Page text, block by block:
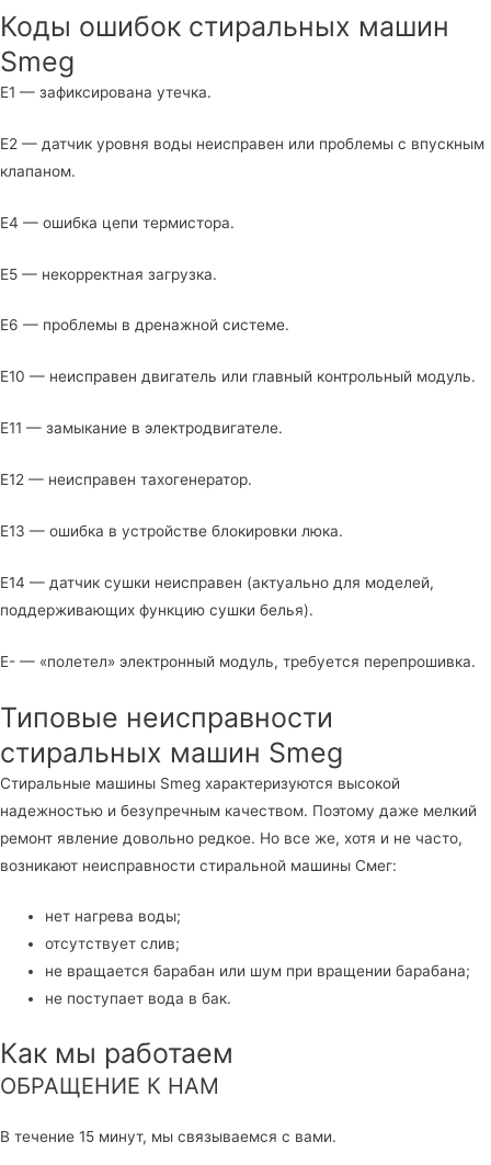
Коды ошибок стиральных машин
Smeg
Е1 — зафиксирована утечка.
Е2 — датчик уровня воды неисправен или проблемы с впускным
клапаном.
Е4 — ошибка цепи термистора.
Е5 — некорректная загрузка.
Е6 — проблемы в дренажной системе.
Е10 — неисправен двигатель или главный контрольный модуль.
Е11 — замыкание в электродвигателе.
Е12 — неисправен тахогенератор.
Е13 — ошибка в устройстве блокировки люка.
Е14 — датчик сушки неисправен (актуально для моделей,
поддерживающих функцию сушки белья).
Е- — «полетел» электронный модуль, требуется перепрошивка.
Типовые неисправности
стиральных машин Smeg
Стиральные машины Smeg характеризуются высокой
надежностью и безупречным качеством. Поэтому даже мелкий
ремонт явление довольно редкое. Но все же, хотя и не часто,
возникают неисправности стиральной машины Смег:
нет нагрева воды;
отсутствует слив;
не вращается барабан или шум при вращении барабана;
не поступает вода в бак.
Как мы работаем
ОБРАЩЕНИЕ К НАМ
В течение 15 минут, мы связываемся с вами.